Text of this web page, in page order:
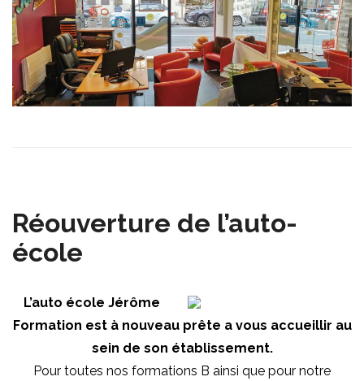
Réouverture de l’auto-
école
L’auto école Jérôme
Formation est à nouveau prête a vous accueillir au
sein de son établissement.
Pour toutes nos formations B ainsi que pour notre